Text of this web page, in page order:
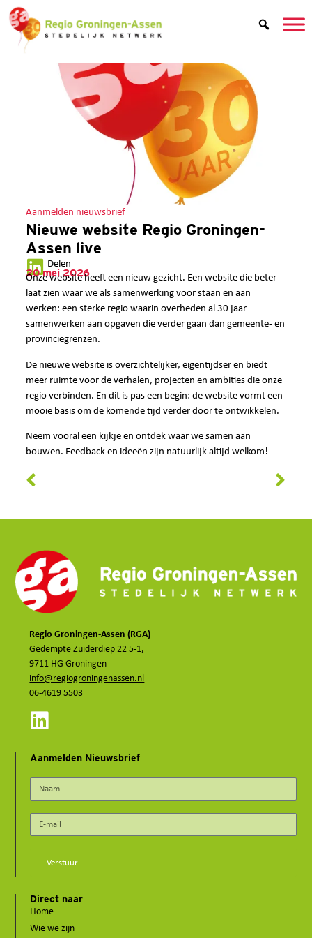
Aanmelden nieuwsbrief
Nieuwe website Regio Groningen-
Assen live
Delen
20 mei 2026
Onze website heeft een nieuw gezicht. Een website die beter
laat zien waar we als samenwerking voor staan en aan
werken: een sterke regio waarin overheden al 30 jaar
samenwerken aan opgaven die verder gaan dan gemeente- en
provinciegrenzen.
De nieuwe website is overzichtelijker, eigentijdser en biedt
meer ruimte voor de verhalen, projecten en ambities die onze
regio verbinden. En dit is pas een begin: de website vormt een
mooie basis om de komende tijd verder door te ontwikkelen.
Neem vooral een kijkje en ontdek waar we samen aan
bouwen. Feedback en ideeën zijn natuurlijk altijd welkom!
Regio Groningen-Assen (RGA)
Gedempte Zuiderdiep 22 5-1,
9711 HG Groningen
info@regiogroningenassen.nl
06-4619 5503
Aanmelden Nieuwsbrief
Verstuur
Direct naar
Home
Wie we zijn